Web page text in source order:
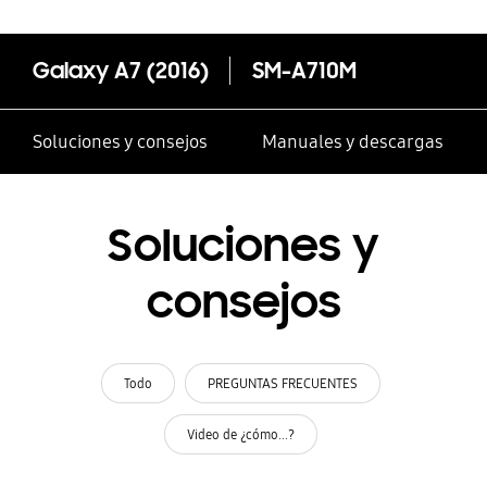
Galaxy A7 (2016) SM-A710M
Soluciones y consejos Manuales y descargas
Soluciones y
consejos
Todo PREGUNTAS FRECUENTES
Video de ¿cómo...?